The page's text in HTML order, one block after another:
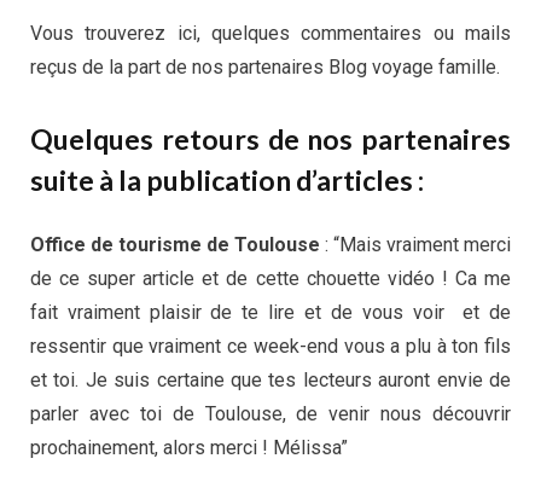
Vous trouverez ici, quelques commentaires ou mails
reçus de la part de nos partenaires Blog voyage famille.
Quelques retours de nos partenaires
suite à la publication d’articles :
Office de tourisme de Toulouse : “Mais vraiment merci
de ce super article et de cette chouette vidéo ! Ca me
fait vraiment plaisir de te lire et de vous voir et de
ressentir que vraiment ce week-end vous a plu à ton fils
et toi. Je suis certaine que tes lecteurs auront envie de
parler avec toi de Toulouse, de venir nous découvrir
prochainement, alors merci ! Mélissa”